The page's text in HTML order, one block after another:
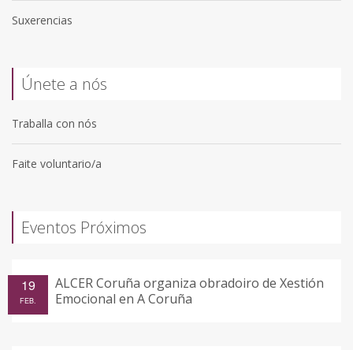
Suxerencias
Únete a nós
Traballa con nós
Faite voluntario/a
Eventos Próximos
ALCER Coruña organiza obradoiro de Xestión
Emocional en A Coruña
19
FEB.